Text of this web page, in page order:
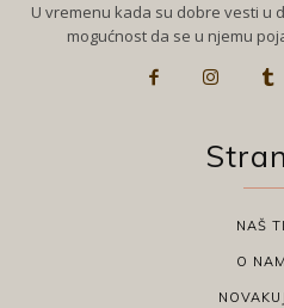
U vremenu kada su dobre vesti u
mogućnost da se u njemu
NAŠ
O